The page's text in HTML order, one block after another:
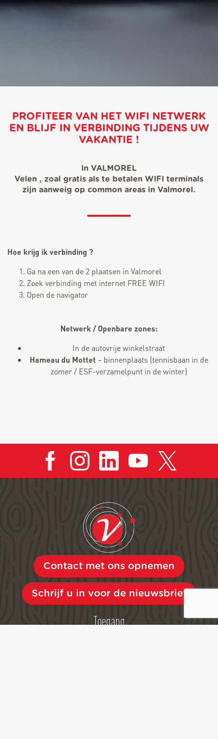
PROFITEER VAN HET WIFI NETWERK
EN BLIJF IN VERBINDING TIJDENS UW
VAKANTIE !
In VALMOREL
Velen , zoal gratis als te betalen WIFI terminals
zijn aanweig op common areas in Valmorel.
Hoe krijg ik verbinding ?
Ga na een van de 2 plaatsen in Valmorel
Zoek verbinding met internet FREE WIFI
Open de navigator
Netwerk / Openbare zones:
In de autovrije winkelstraat
Hameau du Mottet – binnenplaats (tennisbaan in de
zomer / ESF-verzamelpunt in de winter)
Contact met ons opnemen
Schrijf u in voor de nieuwsbrief
Toegang